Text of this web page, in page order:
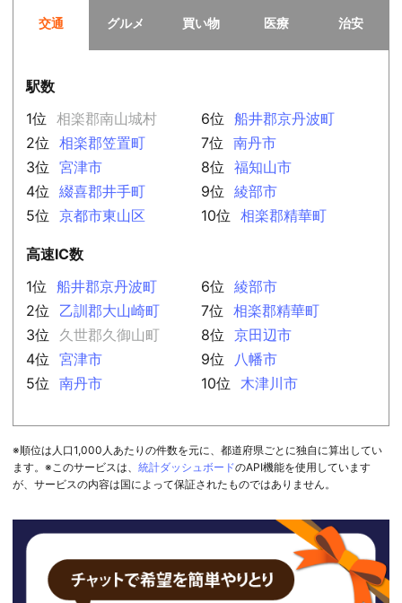
交通 グルメ 買い物 医療 治安
駅数
1位
相楽郡南山城村
2位
相楽郡笠置町
3位
宮津市
4位
綴喜郡井手町
5位
京都市東山区
6位
船井郡京丹波町
7位
南丹市
8位
福知山市
9位
綾部市
10位
相楽郡精華町
高速IC数
1位
船井郡京丹波町
2位
乙訓郡大山崎町
3位
久世郡久御山町
4位
宮津市
5位
南丹市
6位
綾部市
7位
相楽郡精華町
8位
京田辺市
9位
八幡市
10位
木津川市
※順位は人口1,000人あたりの件数を元に、都道府県ごとに独自に算出してい
ます。※このサービスは、 統計ダッシュボードのAPI機能を使用しています
が、サービスの内容は国によって保証されたものではありません。